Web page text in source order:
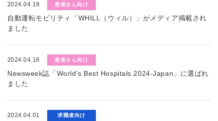
2024.04.19 患者さん向け
自動運転モビリティ「WHILL（ウィル）」がメディア掲載され
ました
2024.04.16 患者さん向け
Newsweek誌「World’s Best Hospitals 2024-Japan」に選ばれ
ました
2024.04.01 求職者向け